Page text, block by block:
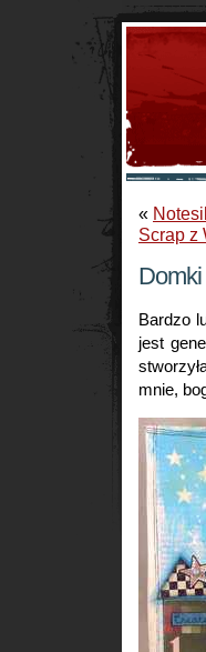
«
Scrap z
Domki
Bardzo
jest
mnie,